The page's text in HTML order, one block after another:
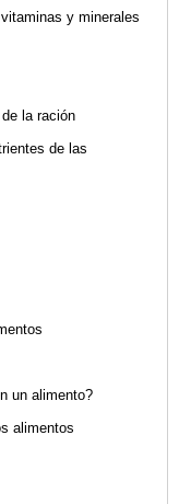
y minerales
la ración
de las
un alimento?
alimentos